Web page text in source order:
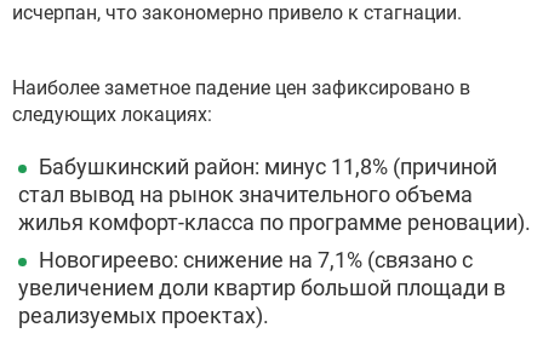
исчерпан, что закономерно привело к стагнации.
Наиболее заметное падение цен зафиксировано в
следующих локациях:
Бабушкинский район: минус 11,8% (причиной
стал вывод на рынок значительного объема
жилья комфорт-класса по программе реновации).
Новогиреево: снижение на 7,1% (связано с
увеличением доли квартир большой площади в
реализуемых проектах).